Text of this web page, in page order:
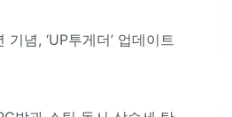
기념, ‘UP투게더’ 업데이트